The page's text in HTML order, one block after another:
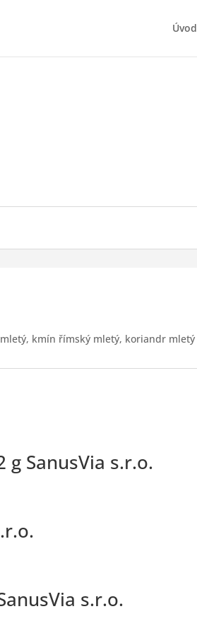
Úvod
kmín římský mletý, koriandr mletý
SanusVia s.r.o.
s.r.o.